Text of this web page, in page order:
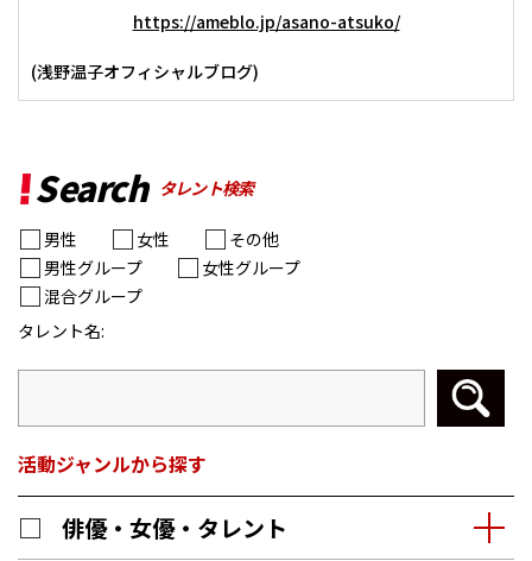
https://ameblo.jp/asano-atsuko/
(浅野温子オフィシャルブログ)
Search タレント検索
タレント名:
男性 女性
その他
男性グループ
女性グループ
混合グループ
活動ジャンルから探す
俳優・女優・タレント